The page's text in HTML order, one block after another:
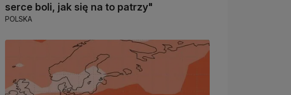
serce boli, jak się na to patrzy"
POLSKA